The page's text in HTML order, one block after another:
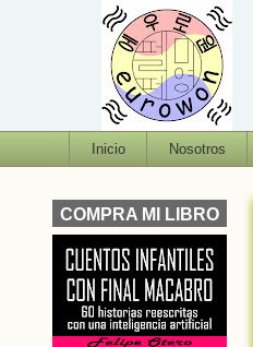
Inicio Nosotros
COMPRA MI LIBRO